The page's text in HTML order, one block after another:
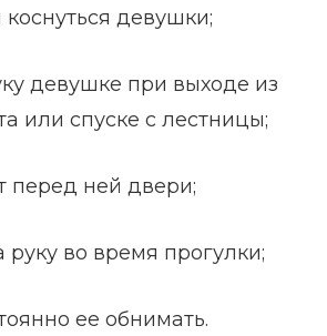
коснуться девушки;
девушке при выходе из
или спуске с лестницы;
перед ней двери;
руку во время прогулки;
ее обнимать.